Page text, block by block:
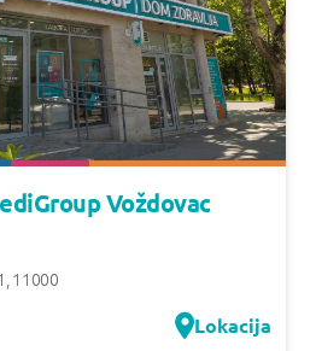
Voždovac
,11000
Lokacija